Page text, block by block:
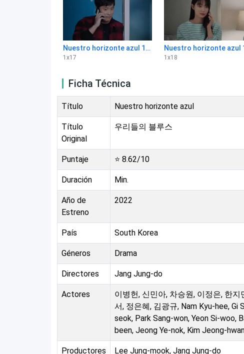
Nuestro horizonte azul 1x17
1 x17 1 x18
Ficha Técnica
Título Nuestro horizonte azul
Título
Original
우리들의 블루스
Puntaje ⭐ 8.62/10
Duración Min.
Año de
Estreno
2022
País South Korea
Géneros Drama
Directores Jang Jung-do
Actores
이병헌, 신민아, 차승원, 이정은, 한
서, 정은혜, 김광규, Nam Kyu-hee,
seok, Park Sang-won, Yeon Si-woo,
been, Jeong Ye-nok, Kim Jeong-
Productores Lee Jung-mook, Jang Jung-do